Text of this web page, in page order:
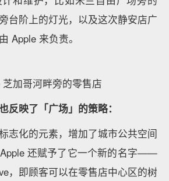
也一定是「规模更大」。 2015 年
报中公布了零售店的面积。
比过去无疑更大了——2011 年，
面积是 780 平方米，2001 年这一
平方米。
为全亚洲最大规模的门店，占地面
方米。